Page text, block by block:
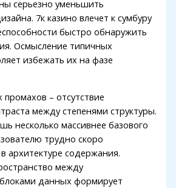
серьезно уменьшить
7к казино влечет к сумбуру
быстро обнаружить
Осмысление типичных
избежать их на фазе
– отсутствие
между степенями структуры.
несколько массивнее базового
трудно скоро
архитектуре содержания.
между
данных формирует